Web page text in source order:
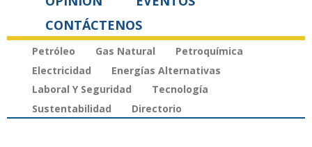
CONTÁCTENOS
Petróleo Gas Natural
Petroquímica
Electricidad
Energías Alternativas
Laboral Y Seguridad
Tecnología
Sustentabilidad
Directorio